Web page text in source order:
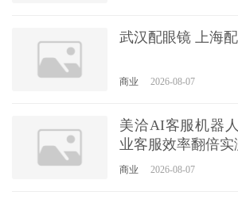
武汉配眼镜 上海
商业 2026-08-07
美洽AI客服机器
业客服效率翻倍实
商业 2026-08-07